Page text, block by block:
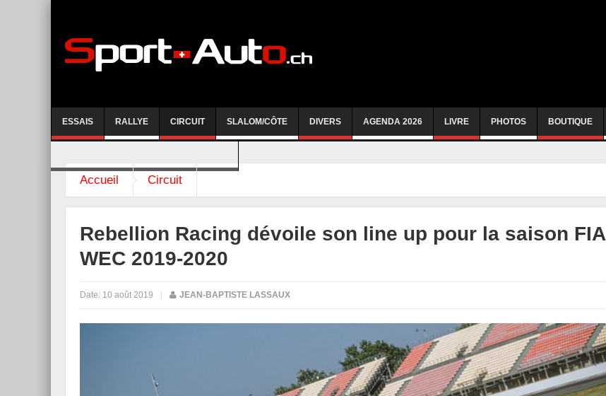
ESSAIS RALLYE CIRCUIT SLALOM/CÔTE DIVERS AGENDA 2026 LIVRE PHOTOS BOUTIQUE
Accueil Circuit
Rebellion Racing dévoile son line up pour la saison FIA
WEC 2019-2020
Date: 10 août 2019 JEAN-BAPTISTE LASSAUX